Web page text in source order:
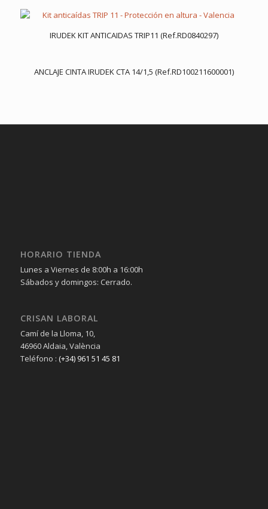
IRUDEK KIT ANTICAIDAS TRIP11 (Ref.RD0840297)
ANCLAJE CINTA IRUDEK CTA 14/1,5 (Ref.RD100211600001)
HORARIO TIENDA
Lunes a Viernes de 8:00h a 16:00h
Sábados y domingos: Cerrado.
CRISAN LABORAL
Camí de la Lloma, 10,
46960 Aldaia, València
Teléfono : (+34) 961 51 45 81